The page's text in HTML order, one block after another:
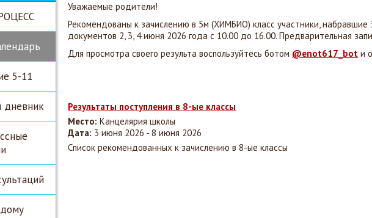
5-11
дневник
Уважаемые родители!
Рекомендованы к зачислению в 5м (ХИМБИО) класс участники,
документов 2, 3, 4 июня 2026 года с 10.00 до 16.00. Предварительная
Для просмотра своего результа воспользуйтесь ботом @enot617_bot и
Результаты поступления в 8-ые классы
Место: Канцелярия школы
Дата: 3 июня 2026 - 8 июня 2026
Список рекомендованных к зачислению в 8-ые классы